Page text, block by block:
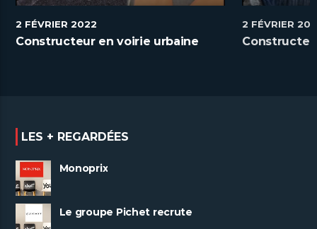
2 FÉVRIER 2022
Constructeur en voirie urbaine
2 FÉVRIER
LES + REGARDÉES
Monoprix
Le groupe Pichet recrute